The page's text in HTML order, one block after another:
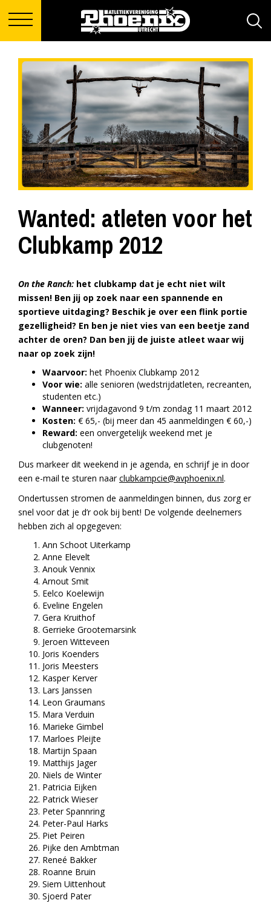
Wanted: atleten voor het
Clubkamp 2012
On the Ranch: het clubkamp dat je echt niet wilt
missen! Ben jij op zoek naar een spannende en
sportieve uitdaging? Beschik je over een flink portie
gezelligheid? En ben je niet vies van een beetje zand
achter de oren? Dan ben jij de juiste atleet waar wij
naar op zoek zijn!
Waarvoor: het Phoenix Clubkamp 2012
Voor wie: alle senioren (wedstrijdatleten, recreanten,
studenten etc.)
Wanneer: vrijdagavond 9 t/m zondag 11 maart 2012
Kosten: € 65,- (bij meer dan 45 aanmeldingen € 60,-)
Reward: een onvergetelijk weekend met je
clubgenoten!
Dus markeer dit weekend in je agenda, en schrijf je in door
een e-mail te sturen naarclubkampcie@avphoenix.nl.
Ondertussen stromen de aanmeldingen binnen, dus zorg er
snel voor dat je d’r ook bij bent! De volgende deelnemers
hebben zich al opgegeven:
Ann Schoot Uiterkamp
Anne Elevelt
Anouk Vennix
Arnout Smit
Eelco Koelewijn
Eveline Engelen
Gera Kruithof
Gerrieke Grootemarsink
Jeroen Witteveen
Joris Koenders
Joris Meesters
Kasper Kerver
Lars Janssen
Leon Graumans
Mara Verduin
Marieke Gimbel
Marloes Pleijte
Martijn Spaan
Matthijs Jager
Niels de Winter
Patricia Eijken
Patrick Wieser
Peter Spannring
Peter-Paul Harks
Piet Peiren
Pijke den Ambtman
Reneé Bakker
Roanne Bruin
Siem Uittenhout
Sjoerd Pater